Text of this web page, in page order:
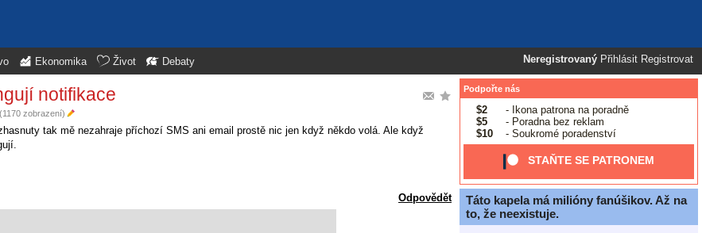
Neregistrovaný Přihlásit Registrovat
Ekonomika Život Debaty
notifikace
zobrazení)
tak mě nezahraje příchozí SMS ani email prostě nic jen když někdo volá. Ale když
Odpovědět
Podpořte nás
$2
- Ikona patrona na poradně
$5
- Poradna bez reklam
$10
- Soukromé poradenství
STAŇTE SE PATRONEM
Táto kapela má milióny fanúšikov. Až na
to, že neexistuje.